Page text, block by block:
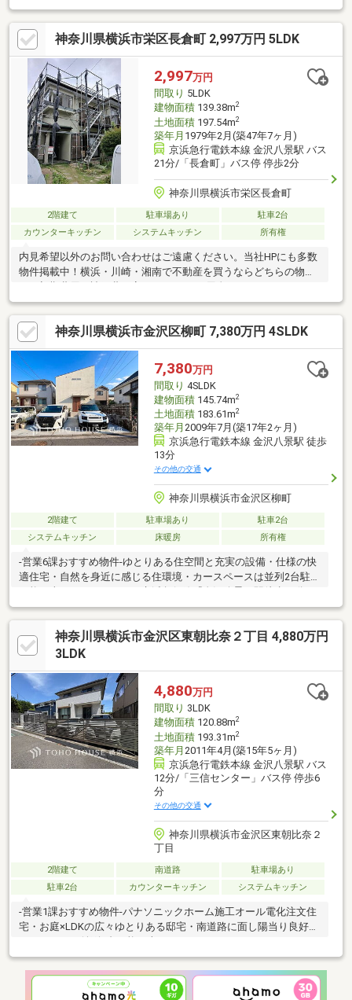
たった提案を致します
神奈川県横浜市栄区長倉町 2,997万円 5LDK
2,997万円
間取り 5LDK
建物面積139.38m2
土地面積197.54m2
築年月 1979年2月(築47年7ヶ月)
京浜急行電鉄本線 金沢八景駅 バス
21分/「長倉町」バス停 停歩2分
神奈川県横浜市栄区長倉町
2階建て 駐車場あり
駐車2台
カウンターキッチン
システムキッチン 所有権
内見希望以外のお問い合わせはご遠慮ください。当社HPにも多数
物件掲載中！横浜・川崎・湘南で不動産を買うならどちらの物件
神奈川県横浜市金沢区柳町 7,380万円 4SLDK
7,380万円
間取り 4SLDK
建物面積145.74m2
土地面積183.61m2
築年月 2009年7月(築17年2ヶ月)
京浜急行電鉄本線 金沢八景駅 徒歩
13分
その他の交通
神奈川県横浜市金沢区柳町
2階建て 駐車場あり
駐車2台
システムキッチン
床暖房 所有権
-営業6課おすすめ物件-ゆとりある住空間と充実の設備・仕様の快
適住宅・自然を身近に感じる住環境・カースペースは並列2台駐車
神奈川県横浜市金沢区東朝比奈２丁目 4,880万円
3LDK
4,880万円
間取り 3LDK
建物面積120.88m2
土地面積193.31m2
築年月 2011年4月(築15年5ヶ月)
京浜急行電鉄本線 金沢八景駅 バス
12分/「三信センター」バス停 停歩6
分
その他の交通
神奈川県横浜市金沢区東朝比奈２
丁目
2階建て 南道路
駐車場あり
駐車2台
カウンターキッチン システムキッチン
-営業1課おすすめ物件-パナソニックホーム施工オール電化注文住
宅・お庭×LDKの広々ゆとりある邸宅・南道路に面し陽当り良好～